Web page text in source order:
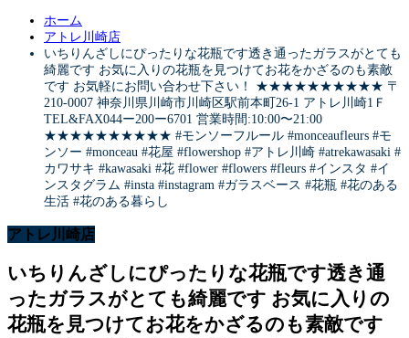
ホーム
アトレ川崎店
いちりんざしにぴったりな花瓶です透き通ったガラスがとても
綺麗です️ お気に入りの花瓶を見つけてお花をかざるのも素敵
です️ お気軽にお問い合わせ下さい！ ★★★★★★★★★★ 〒
210-0007 神奈川県川崎市川崎区駅前本町26-1 アトレ川崎1Ｆ
TEL&FAX044ー200ー6701 営業時間:10:00〜21:00
★★★★★★★★★★ #モンソーフルール #monceaufleurs #モ
ンソー #monceau #花屋 #flowershop #アトレ川崎 #atrekawasaki #
カワサキ #kawasaki #花 #flower #flowers #fleurs #インスタ #イ
ンスタグラム #insta #instagram #ガラスベース #花瓶 #花のある
生活 #花のある暮らし
アトレ川崎店
いちりんざしにぴったりな花瓶です透き通
ったガラスがとても綺麗です️ お気に入りの
花瓶を見つけてお花をかざるのも素敵です️